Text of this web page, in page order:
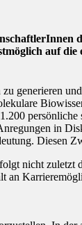
auf
generieren
in
nicht